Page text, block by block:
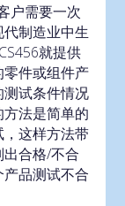
户需要一次
制造业中生
就提供
件或组件产
试条件情况
法是简单的
这样方法带
合格/不合
品测试不合